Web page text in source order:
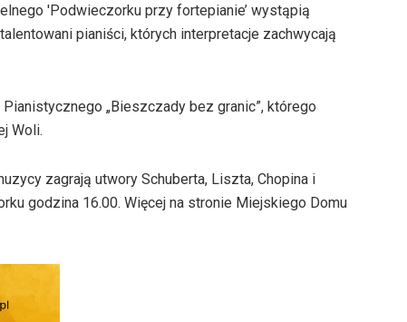
'Podwieczorku przy fortepianie’ wystąpią
pianiści, których interpretacje zachwycają
„Bieszczady bez granic”, którego
Woli.
zagrają utwory Schuberta, Liszta, Chopina i
godzina 16.00. Więcej na stronie Miejskiego Domu